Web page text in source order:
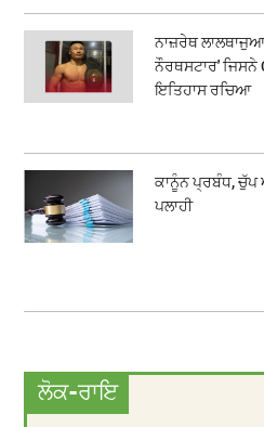
ਨਾਜ਼ਰੇਥ
ਨੌਰਥਸਟਾਰ' ਜਿਸਨੇ
ਇਤਿਹਾਸ ਰਚਿਆ
ਕਾਨੂੰਨ ਪ੍ਰਬੰਧ,
ਪਲਾਹੀ
ਲੋਕ-ਰਾਇ